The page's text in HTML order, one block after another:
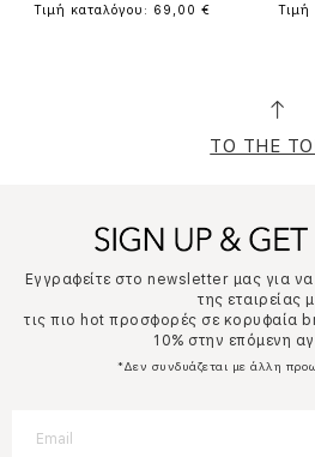
Τιμή καταλόγου: 69,00 € Τιμή
TO THE
Εγγραφείτε στο newsletter μας για
της εταιρείας
τις πιο hot προσφορές σε κορυφαία
10% στην επόμενη
*Δεν συνδυάζεται με άλλη